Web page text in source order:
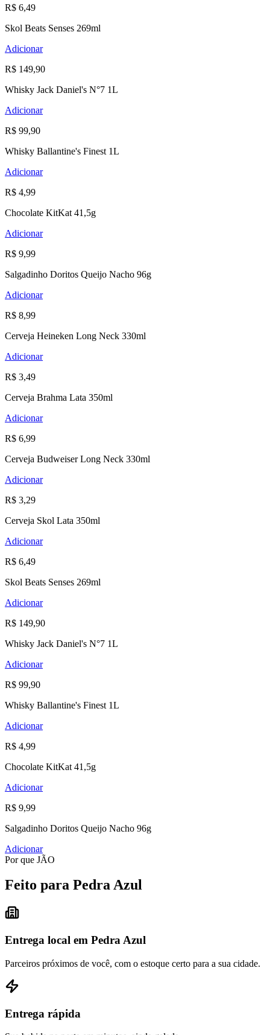
R$ 6,49
Skol Beats Senses 269ml
Adicionar
R$ 149,90
Whisky Jack Daniel's N°7 1L
Adicionar
R$ 99,90
Whisky Ballantine's Finest 1L
Adicionar
R$ 4,99
Chocolate KitKat 41,5g
Adicionar
R$ 9,99
Salgadinho Doritos Queijo Nacho 96g
Adicionar
R$ 8,99
Cerveja Heineken Long Neck 330ml
Adicionar
R$ 3,49
Cerveja Brahma Lata 350ml
Adicionar
R$ 6,99
Cerveja Budweiser Long Neck 330ml
Adicionar
R$ 3,29
Cerveja Skol Lata 350ml
Adicionar
R$ 6,49
Skol Beats Senses 269ml
Adicionar
R$ 149,90
Whisky Jack Daniel's N°7 1L
Adicionar
R$ 99,90
Whisky Ballantine's Finest 1L
Adicionar
R$ 4,99
Chocolate KitKat 41,5g
Adicionar
R$ 9,99
Salgadinho Doritos Queijo Nacho 96g
Adicionar
Por que JÃO
Feito para Pedra Azul
Entrega local em Pedra Azul
Parceiros próximos de você, com o estoque certo para a sua cidade.
Entrega rápida